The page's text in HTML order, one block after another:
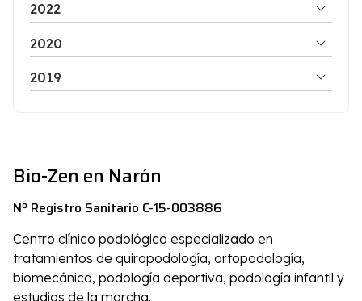
2022
2020
2019
Bio-Zen en Narón
Nº Registro Sanitario C-15-003886
Centro clínico podológico especializado en
tratamientos de quiropodología, ortopodología,
biomecánica, podología deportiva, podología infantil y
estudios de la marcha.